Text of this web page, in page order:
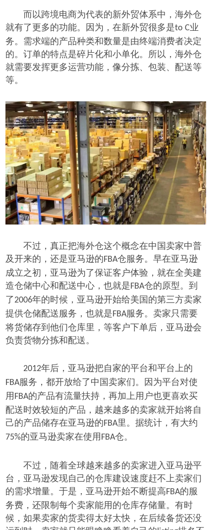
而以跨境电商为代表的新外贸体系中，海外仓
就有了更多的功能。因为，在新外贸很多是to C业
务。需求端的产品种类和数量是由终端消费者决定
的。订单的特点是碎片化和小单化。所以，海外仓
就需要发挥更多运营功能，像分拣、包装、配送等
等。
不过，真正把海外仓这个概念在中国卖家中普
及开来的，还是亚马逊的FBA仓服务。早在亚马逊
成立之初，亚马逊为了保证客户体验，就在全美建
造仓储中心和配送中心，也就是FBA仓的原型。到
了2006年的时候，亚马逊开始给美国的第三方卖家
提供仓储配送服务，也就是FBA服务。卖家只需要
将货储存到他们仓库里，等客户下单后，亚马逊会
负责货物分拣和配送。
2012年后，亚马逊把自家的平台和平台上的
FBA服务，都开放给了中国卖家们。因为平台对使
用 FBA的产品有流量扶持，再加上用户也更喜欢买
配送时效较短的产品，越来越多的卖家就开始将自
己的产品储存在亚马逊的FBA里。据统计，有大约
75%的亚马逊卖家在使用 FBA仓。
不过，随着全球越来越多的卖家进入亚马逊平
台，亚马逊发现自己的仓库建设速度赶不上卖家们
的需求增量。于是，亚马逊开始不断提高FBA的服
务费，还限制每个卖家能用的仓库存储量。有时
候，如果卖家的货卖得太好太快，在后续备货还没